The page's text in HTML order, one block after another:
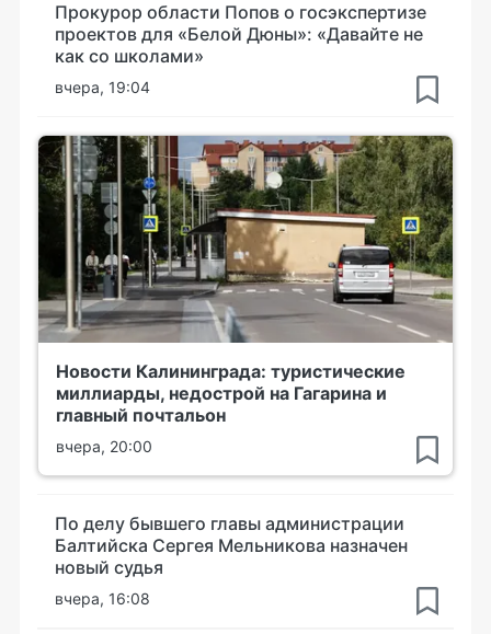
Прокурор области Попов о госэкспертизе
проектов для «Белой Дюны»: «Давайте не
как со школами»
вчера, 19:04
Новости Калининграда: туристические
миллиарды, недострой на Гагарина и
главный почтальон
вчера, 20:00
По делу бывшего главы администрации
Балтийска Сергея Мельникова назначен
новый судья
вчера, 16:08